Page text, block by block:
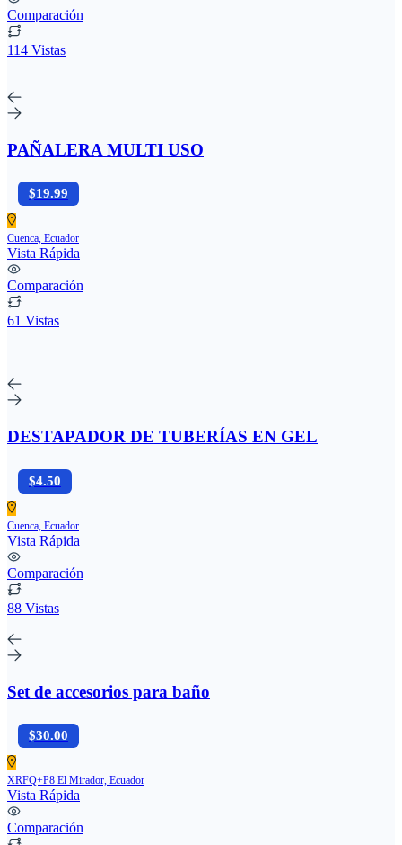
Comparación
114 Vistas
PAÑALERA MULTI USO
$19.99
Cuenca, Ecuador
Vista Rápida
Comparación
61 Vistas
DESTAPADOR DE TUBERÍAS EN GEL
$4.50
Cuenca, Ecuador
Vista Rápida
Comparación
88 Vistas
Set de accesorios para baño
$30.00
XRFQ+P8 El Mirador, Ecuador
Vista Rápida
Comparación